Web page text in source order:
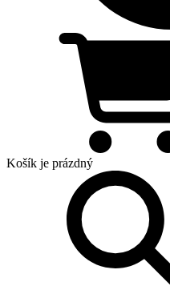
Košík je prázdný